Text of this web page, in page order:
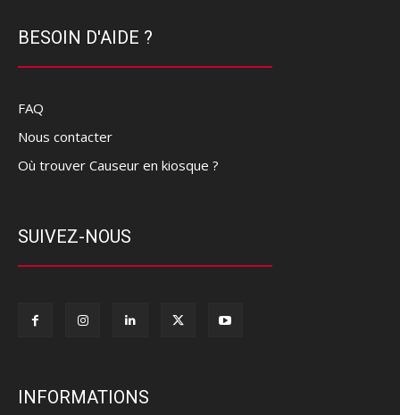
BESOIN D'AIDE ?
FAQ
Nous contacter
Où trouver Causeur en kiosque ?
SUIVEZ-NOUS
INFORMATIONS